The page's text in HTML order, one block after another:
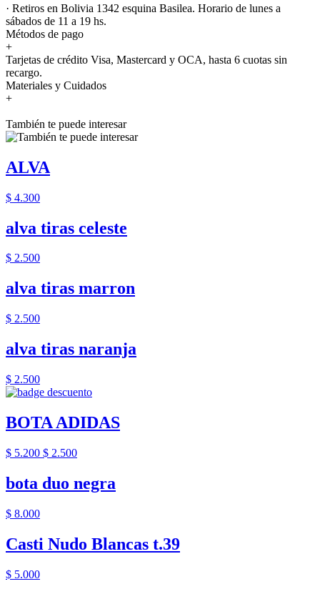
· Retiros en Bolivia 1342 esquina Basilea. Horario de lunes a
sábados de 11 a 19 hs.
Métodos de pago
+
Tarjetas de crédito Visa, Mastercard y OCA, hasta 6 cuotas sin
recargo.
Materiales y Cuidados
+
También te puede interesar
ALVA
$ 4.300
alva tiras celeste
$ 2.500
alva tiras marron
$ 2.500
alva tiras naranja
$ 2.500
BOTA ADIDAS
$ 5.200 $ 2.500
bota duo negra
$ 8.000
Casti Nudo Blancas t.39
$ 5.000